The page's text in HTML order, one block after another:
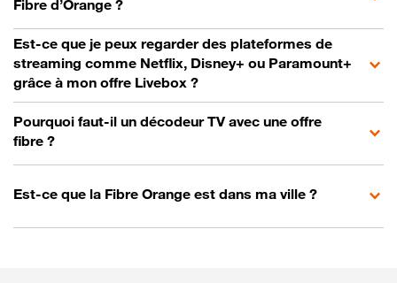
Fibre d’Orange ?
Est-ce que je peux regarder des plateformes de
streaming comme Netflix, Disney+ ou Paramount+
grâce à mon offre Livebox ?
Pourquoi faut-il un décodeur TV avec une offre
fibre ?
Est-ce que la Fibre Orange est dans ma ville ?